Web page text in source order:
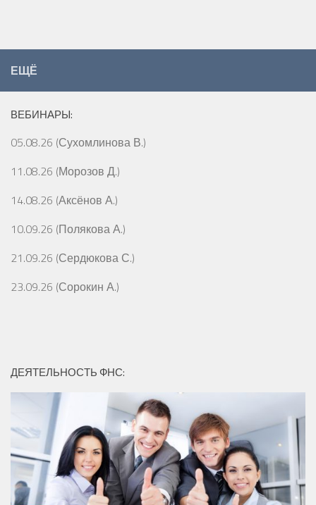
ЕЩЁ
ВЕБИНАРЫ:
05.08.26 (Сухомлинова В.)
11.08.26 (Морозов Д.)
14.08.26 (Аксёнов А.)
10.09.26 (Полякова А.)
21.09.26 (Сердюкова С.)
23.09.26 (Сорокин А.)
ДЕЯТЕЛЬНОСТЬ ФНС: